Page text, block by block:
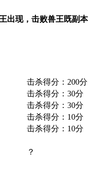
出现，击败兽王既副
击杀得分：200分
击杀得分：30分
击杀得分：30分
击杀得分：10分
击杀得分：10分
？